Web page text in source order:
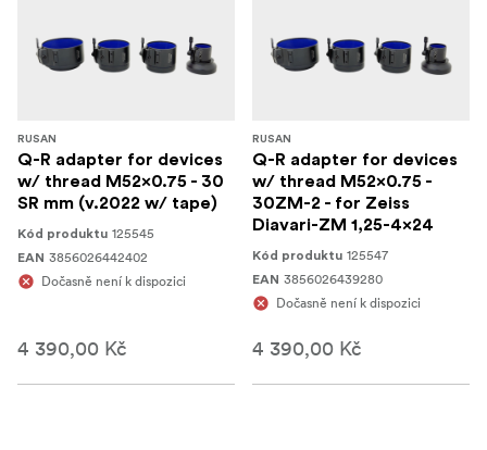
RUSAN
Q-R adapter for devices
w/ thread M52x0.75 - 30
SR mm (v.2022 w/ tape)
Kód produktu 125545
EAN 3856026442402
Dočasně není k dispozici
4 390,00 Kč
RUSAN
Q-R adapter for devices
w/ thread M52x0.75 -
30ZM-2 - for Zeiss
Diavari-ZM 1,25-4x24
Kód produktu 125547
EAN 3856026439280
Dočasně není k dispozici
4 390,00 Kč